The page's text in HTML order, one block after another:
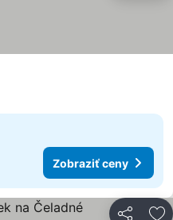
Zobraziť ceny